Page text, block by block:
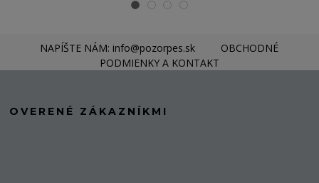
NAPÍŠTE NÁM: info@pozorpes.sk
OBCHODNÉ
PODMIENKY A KONTAKT
OVERENÉ ZÁKAZNÍKMI